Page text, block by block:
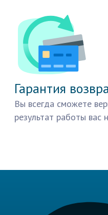
Гарантия
Вы всегда сможете
результат работы вас